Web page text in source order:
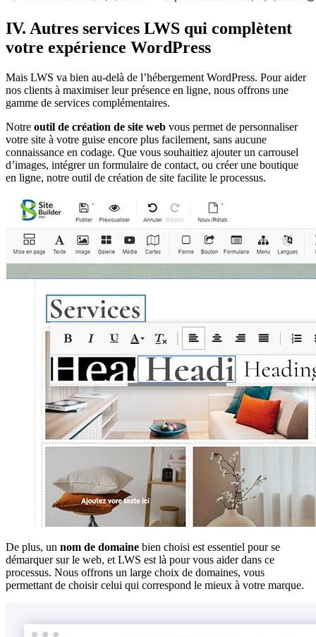
IV. Autres services LWS qui complètent
votre expérience WordPress
Mais LWS va bien au-delà de l’hébergement WordPress. Pour aider
nos clients à maximiser leur présence en ligne, nous offrons une
gamme de services complémentaires.
Notre outil de création de site web vous permet de personnaliser
votre site à votre guise encore plus facilement, sans aucune
connaissance en codage. Que vous souhaitiez ajouter un carrousel
d’images, intégrer un formulaire de contact, ou créer une boutique
en ligne, notre outil de création de site facilite le processus.
De plus, un nom de domaine bien choisi est essentiel pour se
démarquer sur le web, et LWS est là pour vous aider dans ce
processus. Nous offrons un large choix de domaines, vous
permettant de choisir celui qui correspond le mieux à votre marque.